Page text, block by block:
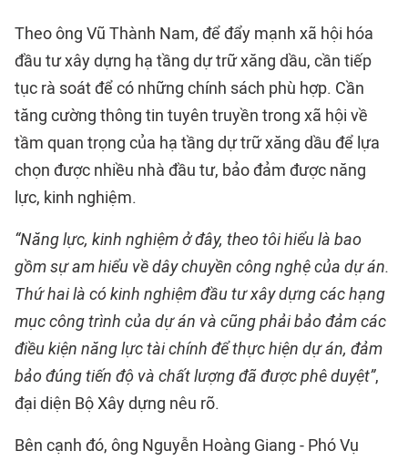
Theo ông Vũ Thành Nam, để đẩy mạnh xã hội hóa
đầu tư xây dựng hạ tầng dự trữ xăng dầu, cần tiếp
tục rà soát để có những chính sách phù hợp. Cần
tăng cường thông tin tuyên truyền trong xã hội về
tầm quan trọng của hạ tầng dự trữ xăng dầu để lựa
chọn được nhiều nhà đầu tư, bảo đảm được năng
lực, kinh nghiệm.
“Năng lực, kinh nghiệm ở đây, theo tôi hiểu là bao
gồm sự am hiểu về dây chuyền công nghệ của dự án.
Thứ hai là có kinh nghiệm đầu tư xây dựng các hạng
mục công trình của dự án và cũng phải bảo đảm các
điều kiện năng lực tài chính để thực hiện dự án, đảm
bảo đúng tiến độ và chất lượng đã được phê duyệt”,
đại diện Bộ Xây dựng nêu rõ.
Bên cạnh đó, ông Nguyễn Hoàng Giang - Phó Vụ